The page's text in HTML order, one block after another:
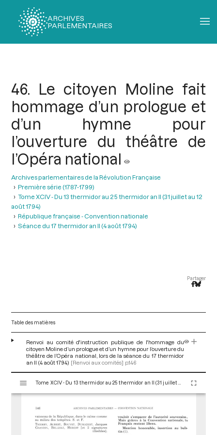
ARCHIVES
PARLEMENTAIRES
46. Le citoyen Moline fait
hommage d’un prologue et
d’un hymne pour
l’ouverture du théâtre de
l’Opéra national
Archives parlementaires de la Révolution Française
Première série (1787-1799)
Tome XCIV - Du 13 thermidor au 25 thermidor an II (31 juillet au 12
août 1794)
République française - Convention nationale
Séance du 17 thermidor an II (4 août 1794)
Partager
Table des matières
Renvoi au comité d'instruction publique de l'hommage du
citoyen Moline d’un prologue et d’un hymne pour l’ouverture du
théâtre de l’Opéra national, lors de la séance du 17 thermidor
an II (4 août 1794) [Renvoi aux comités] p.146
s